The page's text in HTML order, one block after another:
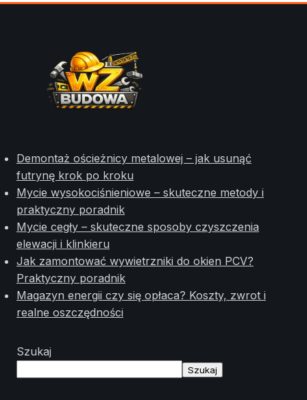
Demontaż ościeżnicy metalowej – jak usunąć
futrynę krok po kroku
Mycie wysokociśnieniowe – skuteczne metody i
praktyczny poradnik
Mycie cegły – skuteczne sposoby czyszczenia
elewacji i klinkieru
Jak zamontować wywietrzniki do okien PCV?
Praktyczny poradnik
Magazyn energii czy się opłaca? Koszty, zwrot i
realne oszczędności
Szukaj
Szukaj